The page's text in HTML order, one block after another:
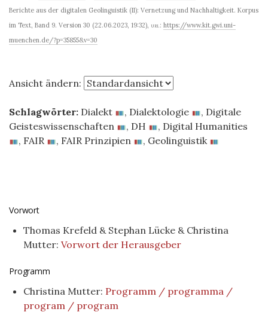
Berichte aus der digitalen Geolinguistik (II): Vernetzung und Nachhaltigkeit. Korpus
im Text, Band 9. Version 30 (22.06.2023, 19:32), url: https://www.kit.gwi.uni-
muenchen.de/?p=35855&v=30
Ansicht ändern:
Schlagwörter: Dialekt , Dialektologie , Digitale
Geisteswissenschaften
, DH , Digital Humanities
, FAIR , FAIR Prinzipien , Geolinguistik
Vorwort
Thomas Krefeld & Stephan Lücke & Christina
Mutter: Vorwort der Herausgeber
Programm
Christina Mutter: Programm / programma /
program / program